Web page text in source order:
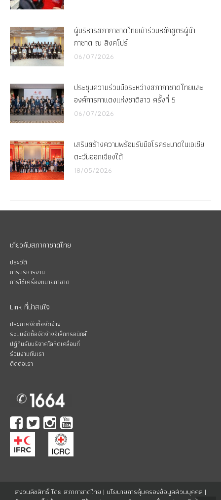
ผู้บริหารสภากาชาดไทยเข้าร่วมหลักสูตรผู้นำ
กาชาด ณ สิงคโปร์
06/07/2026
ประชุมความร่วมมือระหว่างสภากาชาดไทยและ
องค์การกาแดงแห่งชาติลาว ครั้งที่ 5
06/07/2026
เสริมสร้างความพร้อมรับมือโรคระบาดในเอเชีย
ตะวันออกเฉียงใต้
18/05/2026
เกี่ยวกับสภากาชาดไทย
ประวัติ
การบริหารงาน
การใช้เครื่องหมายกาชาด
Link ที่น่าสนใจ
ประกาศจัดซื้อจัดจ้าง
ระบบจัดซื้อจัดจ้างอิเล็กทรอนิกส์
ปฏิทินรับบริจาคโลหิตเคลื่อนที่
ร่วมงานกับเรา
ติดต่อเรา
สงวนลิขสิทธิ์ โดย สภากาชาดไทย | นโยบายการคุ้มครองข้อมูลส่วนบุคคล |